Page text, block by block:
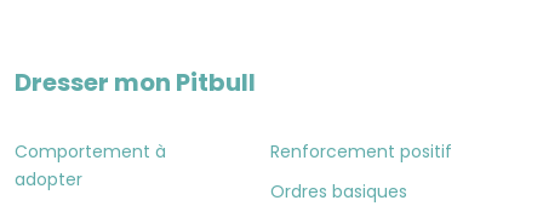
Dresser mon Pitbull
Comportement à
adopter
Renforcement positif
Ordres basiques